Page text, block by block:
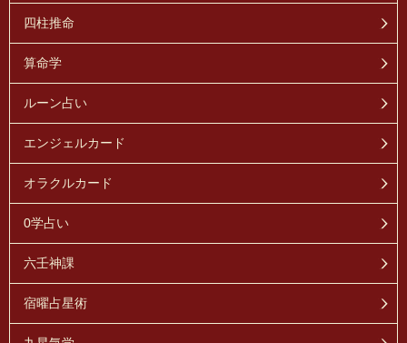
四柱推命
算命学
ルーン占い
エンジェルカード
オラクルカード
0学占い
六壬神課
宿曜占星術